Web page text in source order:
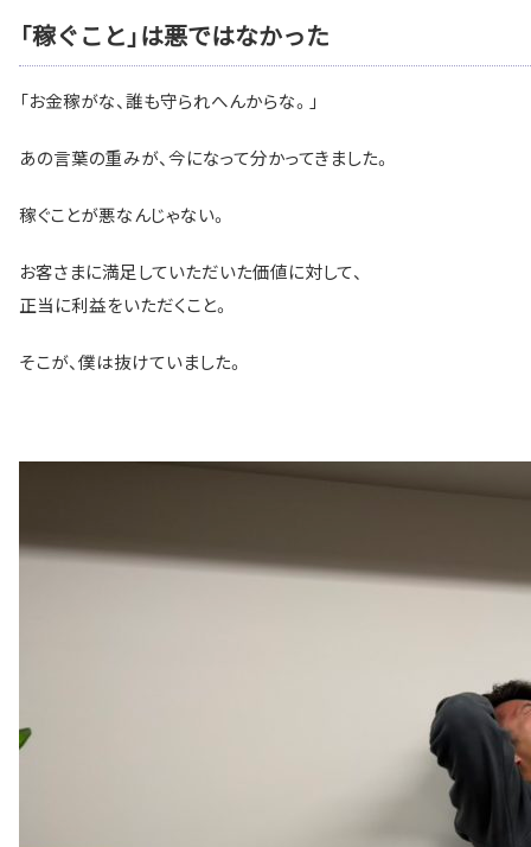
「稼ぐこと」は悪ではなかった
「お金稼がな、誰も守られへんからな。」
あの言葉の重みが、今になって分かってきました。
稼ぐことが悪なんじゃない。
お客さまに満足していただいた価値に対して、
正当に利益をいただくこと。
そこが、僕は抜けていました。